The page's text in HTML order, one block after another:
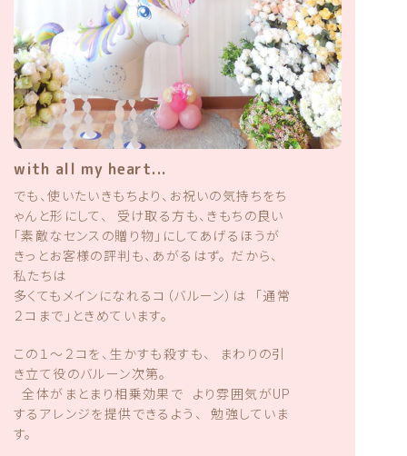
with all my heart...
でも、使いたいきもちより、お祝いの気持ちをち
ゃんと形にして、 受け取る方も、きもちの良い
「素敵なセンスの贈り物」にしてあげるほうが
きっとお客様の評判も、あがるはず。 だから、
私たちは
多くてもメインになれるコ（バルーン）は 「通常
２コまで」ときめています。
この１〜２コを、生かすも殺すも、 まわりの引
き立て役のバルーン次第。
全体がまとまり相乗効果で より雰囲気がUP
するアレンジを提供できるよう、 勉強していま
す。